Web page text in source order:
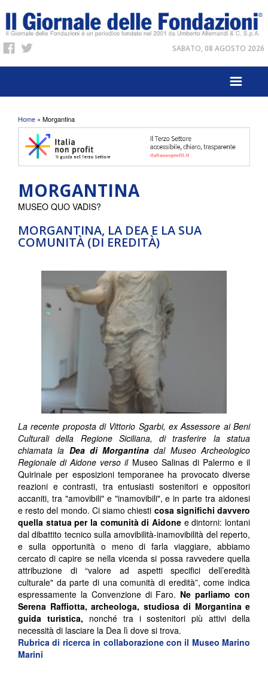
SABATO, 08 AGOSTO 2026
Tu sei qui
Home » Morgantina
MORGANTINA
MORGANTINA, LA DEA E LA SUA
COMUNITÀ (DI EREDITÀ)
MUSEO QUO VADIS?
La recente proposta di Vittorio Sgarbi, ex Assessore ai Beni
Culturali della Regione Siciliana, di trasferire la statua
chiamata la Dea di Morgantina dal Museo Archeologico
Regionale di Aidone verso il Museo Salinas di Palermo e il
Quirinale per esposizioni temporanee ha provocato diverse
reazioni e contrasti, tra entusiasti sostenitori e oppositori
accaniti, tra "amovibili" e "inamovibili", e in parte tra aidonesi
e resto del mondo. Ci siamo chiesti cosa significhi davvero
quella statua per la comunità di Aidone e dintorni: lontani
dal dibattito tecnico sulla amovibilità-inamovibilità del reperto,
e sulla opportunità o meno di farla viaggiare, abbiamo
cercato di capire se nella vicenda si possa ravvedere quella
attribuzione di “valore ad aspetti specifici dell’eredità
culturale" da parte di una comunità di eredità”, come indica
espressamente la Convenzione di Faro. Ne parliamo con
Serena Raffiotta, archeologa, studiosa di Morgantina e
guida turistica, nonché tra i sostenitori più attivi della
necessità di lasciare la Dea lì dove si trova.
Rubrica di ricerca in collaborazione con il Museo Marino
Marini